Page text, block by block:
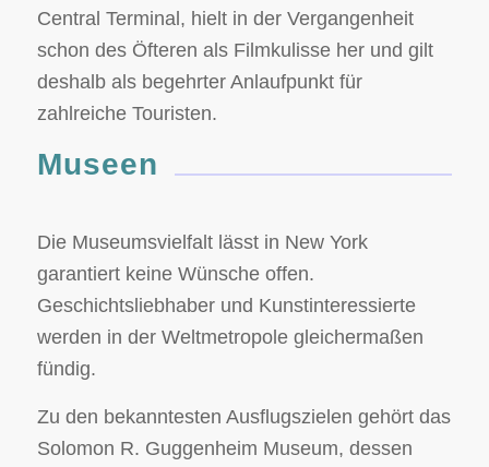
Central Terminal, hielt in der Vergangenheit
schon des Öfteren als Filmkulisse her und gilt
deshalb als begehrter Anlaufpunkt für
zahlreiche Touristen.
Museen
Die Museumsvielfalt lässt in New York
garantiert keine Wünsche offen.
Geschichtsliebhaber und Kunstinteressierte
werden in der Weltmetropole gleichermaßen
fündig.
Zu den bekanntesten Ausflugszielen gehört das
Solomon R. Guggenheim Museum, dessen